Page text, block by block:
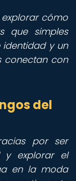
cómo
que simples
identidad y un
conectan con
del
por ser
y explorar el
en la moda